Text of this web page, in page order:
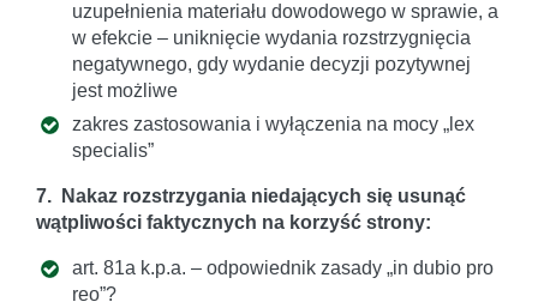
uzupełnienia materiału dowodowego w sprawie, a
w efekcie – uniknięcie wydania rozstrzygnięcia
negatywnego, gdy wydanie decyzji pozytywnej
jest możliwe
zakres zastosowania i wyłączenia na mocy „lex
specialis”
7. Nakaz rozstrzygania niedających się usunąć
wątpliwości faktycznych na korzyść strony:
art. 81a k.p.a. – odpowiednik zasady „in dubio pro
reo”?